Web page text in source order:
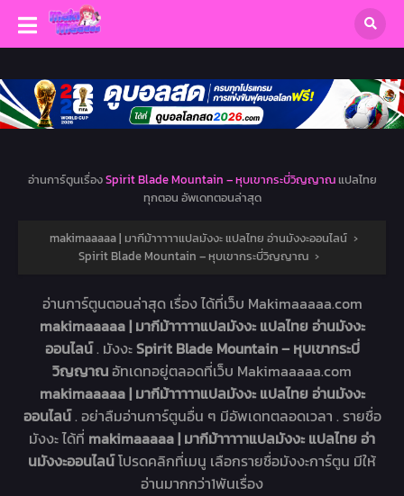
อ่านการ์ตูนเรื่องSpirit Blade Mountain – หุบเขากระบี่วิญญาณแปลไทย
ทุกตอน อัพเดทตอนล่าสุด
makimaaaaa | มากีม้าาาาาแปลมังงะ แปลไทย อ่านมังงะออนไลน์ ›
Spirit Blade Mountain – หุบเขากระบี่วิญญาณ ›
อ่านการ์ตูนตอนล่าสุด เรื่องได้ที่เว็บ Makimaaaaa.com
makimaaaaa | มากีม้าาาาาแปลมังงะ แปลไทย อ่านมังงะ
ออนไลน์. มังงะSpirit Blade Mountain – หุบเขากระบี่
วิญญาณอัทเดทอยู่ตลอดที่เว็บ Makimaaaaa.com
makimaaaaa | มากีม้าาาาาแปลมังงะ แปลไทย อ่านมังงะ
ออนไลน์. อย่าลืมอ่านการ์ตูนอื่น ๆ มีอัพเดทตลอดเวลา . รายชื่อ
มังงะ ได้ที่ makimaaaaa | มากีม้าาาาาแปลมังงะ แปลไทย อ่า
นมังงะออนไลน์โปรดคลิกที่เมนู เลือกรายชื่อมังงะการ์ตูน มีให้
อ่านมากกว่า1พันเรื่อง